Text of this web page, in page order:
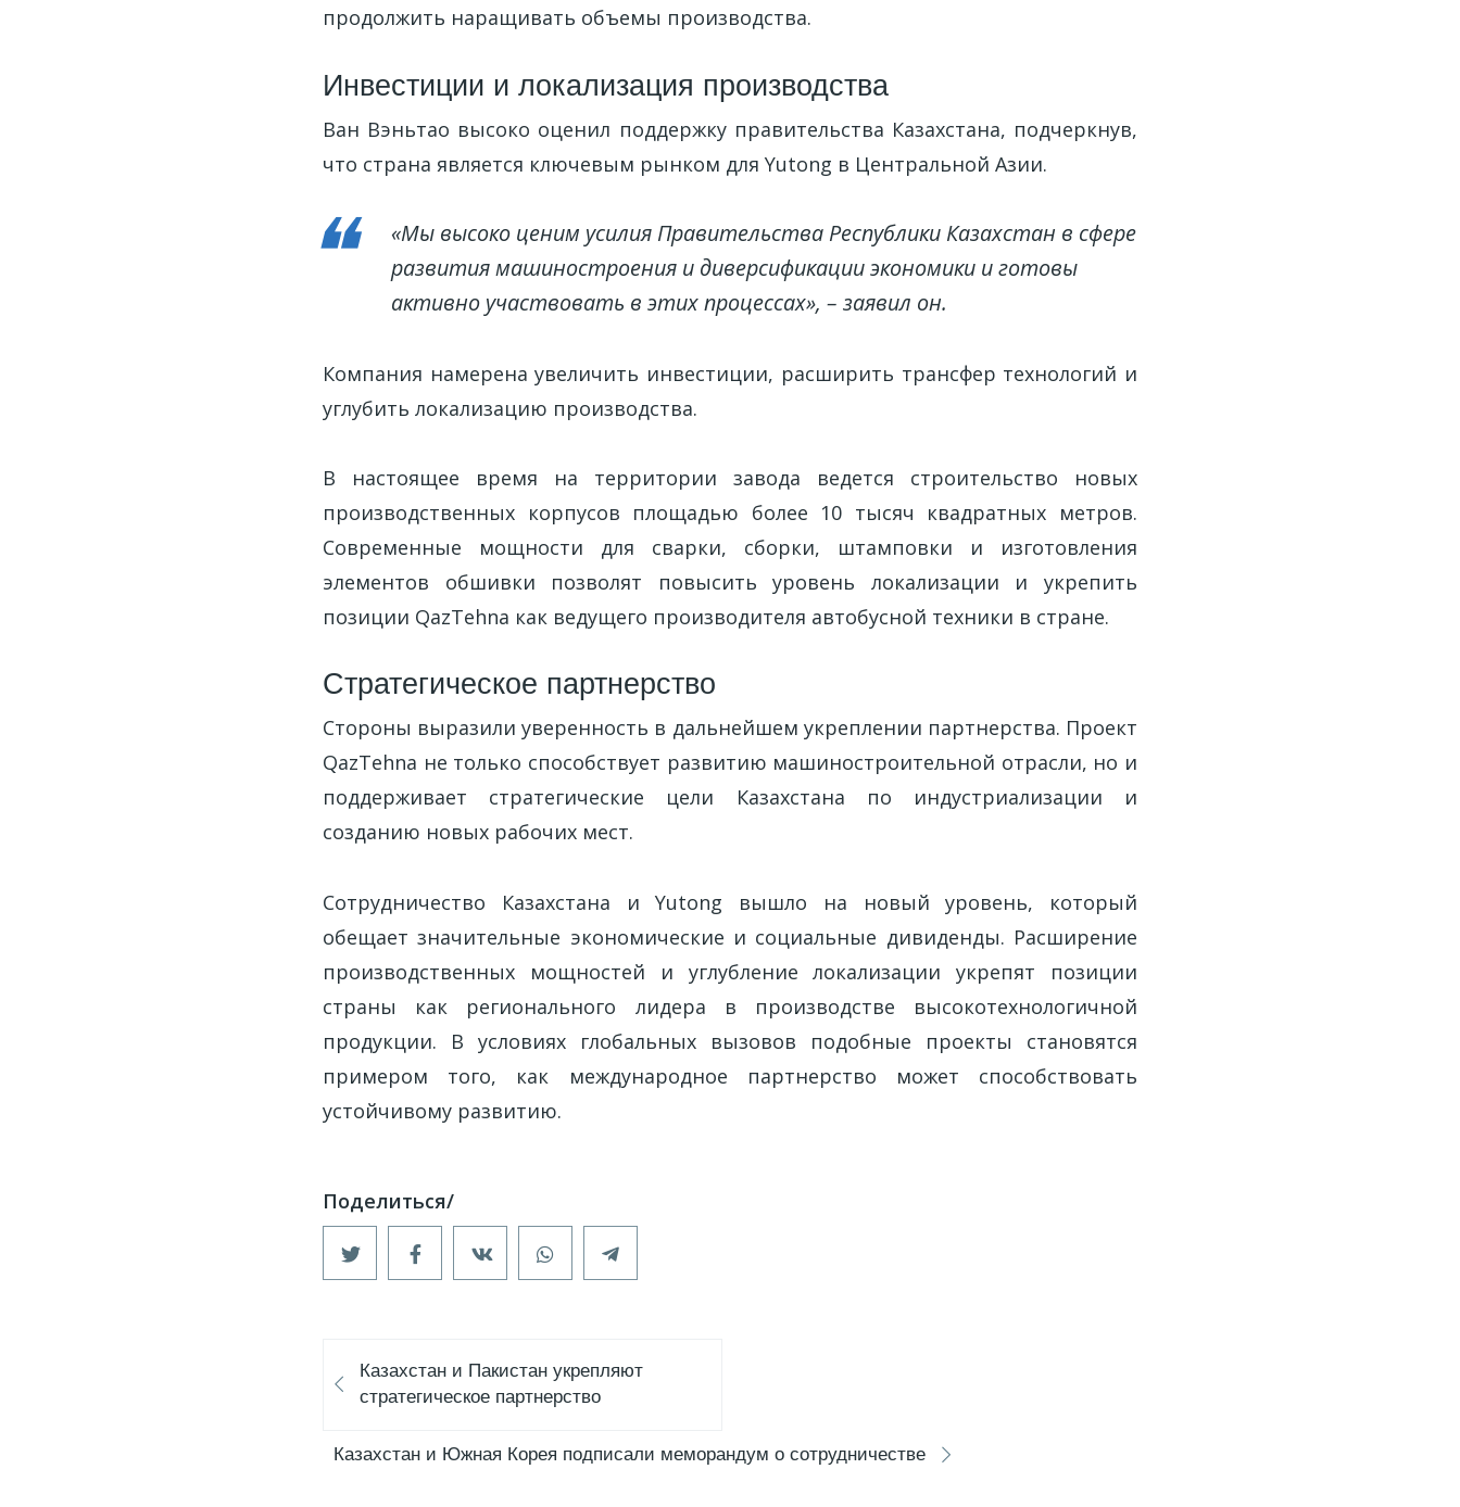
продолжить наращивать объемы производства.
Инвестиции и локализация производства
Ван Вэньтао высоко оценил поддержку правительства Казахстана, подчеркнув,
что страна является ключевым рынком для Yutong в Центральной Азии.
«Мы высоко ценим усилия Правительства Республики Казахстан в сфере
развития машиностроения и диверсификации экономики и готовы
активно участвовать в этих процессах», – заявил он.
Компания намерена увеличить инвестиции, расширить трансфер технологий и
углубить локализацию производства.
В настоящее время на территории завода ведется строительство новых
производственных корпусов площадью более 10 тысяч квадратных метров.
Современные мощности для сварки, сборки, штамповки и изготовления
элементов обшивки позволят повысить уровень локализации и укрепить
позиции QazTehna как ведущего производителя автобусной техники в стране.
Стратегическое партнерство
Стороны выразили уверенность в дальнейшем укреплении партнерства. Проект
QazTehna не только способствует развитию машиностроительной отрасли, но и
поддерживает стратегические цели Казахстана по индустриализации и
созданию новых рабочих мест.
Сотрудничество Казахстана и Yutong вышло на новый уровень, который
обещает значительные экономические и социальные дивиденды. Расширение
производственных мощностей и углубление локализации укрепят позиции
страны как регионального лидера в производстве высокотехнологичной
продукции. В условиях глобальных вызовов подобные проекты становятся
примером того, как международное партнерство может способствовать
устойчивому развитию.
Казахстан и Пакистан укрепляют
стратегическое партнерство
Казахстан и Южная Корея подписали меморандум о сотрудничестве